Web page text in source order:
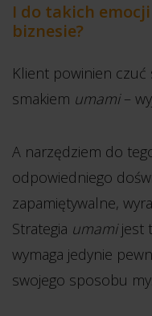
I do takich
biznesie?
Klient powinien czuć
smakiem umami–
A narzędziem do
odpowiedniego
zapamiętywalne,
Strategia umamijest
wymaga jedynie
swojego sposobu